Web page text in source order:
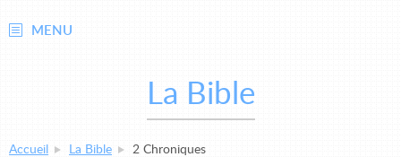
MENU
La Bible
Accueil La Bible 2 Chroniques